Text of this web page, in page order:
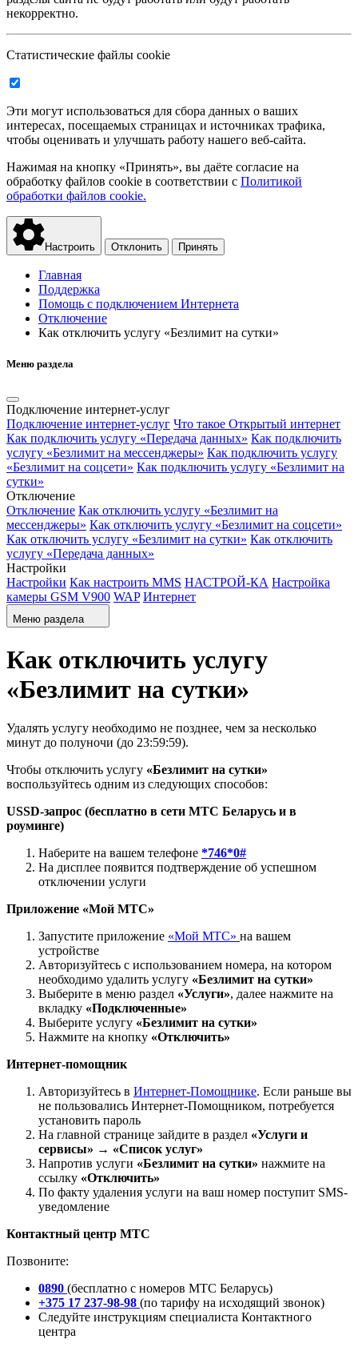
некорректно.
Статистические файлы cookie
Эти могут использоваться для сбора данных о ваших
интересах, посещаемых страницах и источниках трафика,
чтобы оценивать и улучшать работу нашего веб-сайта.
Нажимая на кнопку «Принять», вы даёте согласие на
обработку файлов cookie в соответствии с Политикой
обработки файлов cookie.
Настроить Отклонить Принять
Главная
Поддержка
Помощь с подключением Интернета
Отключение
Как отключить услугу «Безлимит на сутки»
Меню раздела
Подключение интернет-услуг
Подключение интернет-услуг Что такое Открытый интернет
Как подключить услугу «Передача данных» Как подключить
услугу «Безлимит на мессенджеры» Как подключить услугу
«Безлимит на соцсети» Как подключить услугу «Безлимит на
сутки»
Отключение
Отключение Как отключить услугу «Безлимит на
мессенджеры» Как отключить услугу «Безлимит на соцсети»
Как отключить услугу «Безлимит на сутки» Как отключить
услугу «Передача данных»
Настройки
Настройки Как настроить MMS НАСТРОЙ-КА Настройка
камеры GSM V900 WAP Интернет
Меню раздела
Как отключить услугу
«Безлимит на сутки»
Удалять услугу необходимо не позднее, чем за несколько
минут до полуночи (до 23:59:59).
Чтобы отключить услугу «Безлимит на сутки»
воспользуйтесь одним из следующих способов:
USSD-запрос (бесплатно в сети МТС Беларусь и в
роуминге)
Наберите на вашем телефоне *746*0#
На дисплее появится подтверждение об успешном
отключении услуги
Приложение «Мой МТС»
Запустите приложение «Мой МТС» на вашем
устройстве
Авторизуйтесь с использованием номера, на котором
необходимо удалить услугу «Безлимит на сутки»
Выберите в меню раздел «Услуги», далее нажмите на
вкладку «Подключенные»
Выберите услугу «Безлимит на сутки»
Нажмите на кнопку «Отключить»
Интернет-помощник
Авторизуйтесь в Интернет-Помощнике. Если раньше вы
не пользовались Интернет-Помощником, потребуется
установить пароль
На главной странице зайдите в раздел «Услуги и
сервисы» → «Список услуг»
Напротив услуги «Безлимит на сутки» нажмите на
ссылку «Отключить»
По факту удаления услуги на ваш номер поступит SMS-
уведомление
Контактный центр МТС
Позвоните:
0890 (бесплатно с номеров МТС Беларусь)
+375 17 237-98-98 (по тарифу на исходящий звонок)
Следуйте инструкциям специалиста Контактного
центра